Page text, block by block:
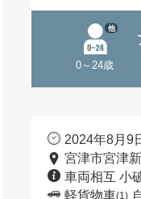
0～24歳
他
2024年8月9
宮津市宮津
車両相互 小
軽貨物車(1)